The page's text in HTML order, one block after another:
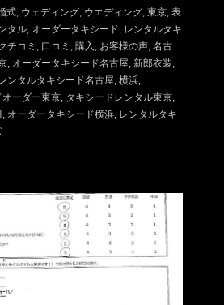
式 ウェディング ウエディング 東京 表
タル オーダータキシード レンタルタキ
チコミ 口コミ 購入 お客様の声 名古
オーダータキシード名古屋 新郎衣装
ンタルタキシード名古屋 横浜
オーダー東京 タキシードレンタル東京
オーダータキシード横浜 レンタルタキ